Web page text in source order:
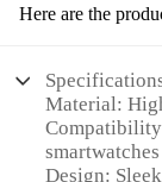
Here are the
Material:
smartwatches
Design: